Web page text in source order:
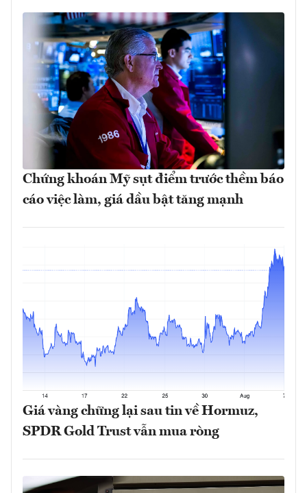
Chứng khoán Mỹ sụt điểm trước thềm báo
cáo việc làm, giá dầu bật tăng mạnh
Giá vàng chững lại sau tin về Hormuz,
SPDR Gold Trust vẫn mua ròng